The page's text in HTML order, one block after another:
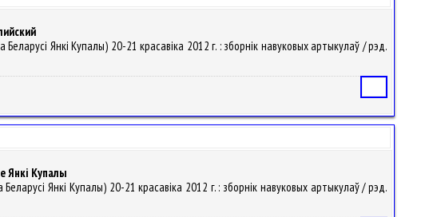
Янкі Купалы) 20-21 красавіка 2012 г. : зборнік навуковых артыкулаў / рэд.
Янкі Купалы
Янкі Купалы) 20-21 красавіка 2012 г. : зборнік навуковых артыкулаў / рэд.